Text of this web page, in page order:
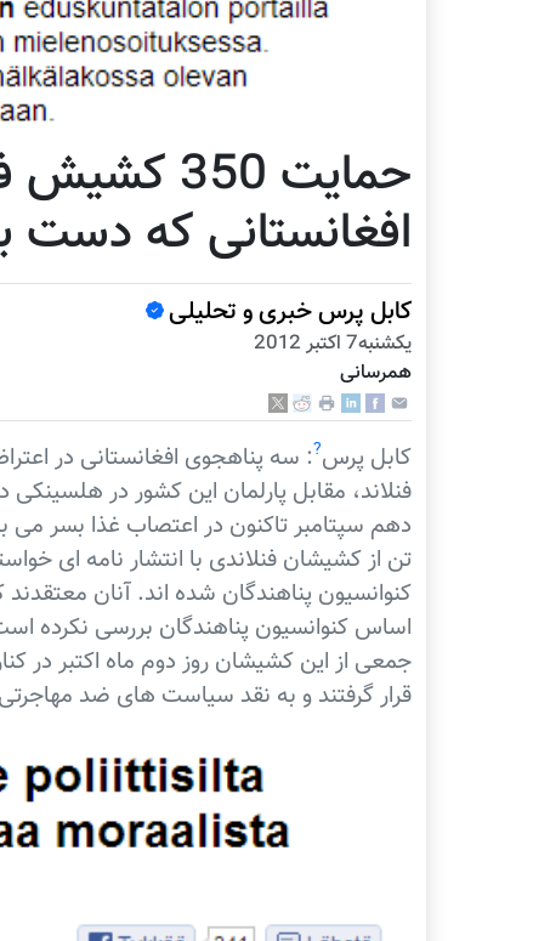
حمایت
افغانستانی که دست
کابل پرس خبری و تحلیلی
يكشنبه7 اكتبر 2012
همرسانی
کابل پرس?: سه پناهجوی افغانستانی در
فنلاند، مقابل پارلمان این کشور در
تن از کشیشان فنلاندی با انتشار نامه ای
کنوانسیون پناهندگان شده اند. آنان معتقدند
اساس کنوانسیون پناهندگان بررسی نکرده
جمعی از این کشیشان روز دوم ماه اکتبر در
قرار گرفتند و به نقد سیاست های ضد